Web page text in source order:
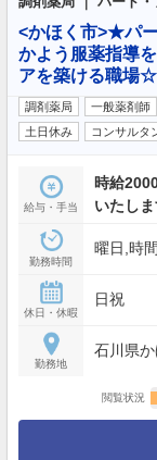
<かほく市>★パ
かよう服薬指導
アを築ける職場☆
調剤薬局 一般薬剤師
土日休み
コンサルタ
給与・手当
時給
いたし
勤務時間
曜日,時
休日・休暇
日祝
勤務地
石川県
閲覧状況